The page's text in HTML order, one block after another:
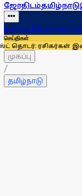
ஜோதிடம்தமிழ்நாடு
முகப்புதற்போதைய
செய்திகள்
இலவசமாக
முகப்பு
/
தமிழ்நாடு